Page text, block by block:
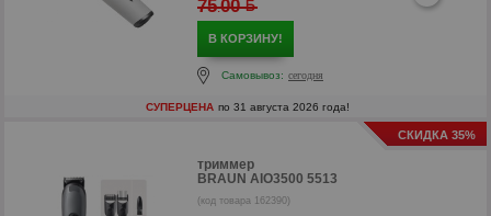
р
75.00
В КОРЗИНУ!
Самовывоз: сегодня
СУПЕРЦЕНА по 31 августа 2026 года!
СКИДКА 35%
триммер
BRAUN AIO3500 5513
(код товара 162390)